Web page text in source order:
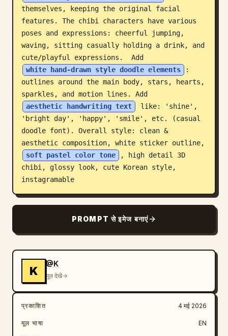
अपडेट
themselves, keeping the original facial
features. The chibi characters have various
poses and expressions: cheerful jumping,
waving, sitting casually holding a drink, and
cute/playful expressions.￼ Add
white hand-drawn style doodle elements
:
outlines around the main body, stars, hearts,
sparkles, and motion lines. Add
aesthetic handwriting text
like: 'shine',
'bright day', 'happy', 'smile', etc. (casual
doodle font). Overall style: clean &
soft pastel color tone
, high detail 3D
chibi, glossy look, cute Korean style,
instagramable￼
PROMPT से इमेज बनाएं
K
@K
मूल देखें
प्रकाशित 4 मई 2026
मूल भाषा EN